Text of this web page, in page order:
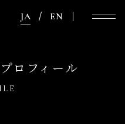
JA EN
ロフィール